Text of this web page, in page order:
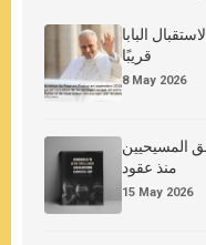
البابا
قريبًا
8 May 2026
المسيحيين
منذ عقود
15 May 2026